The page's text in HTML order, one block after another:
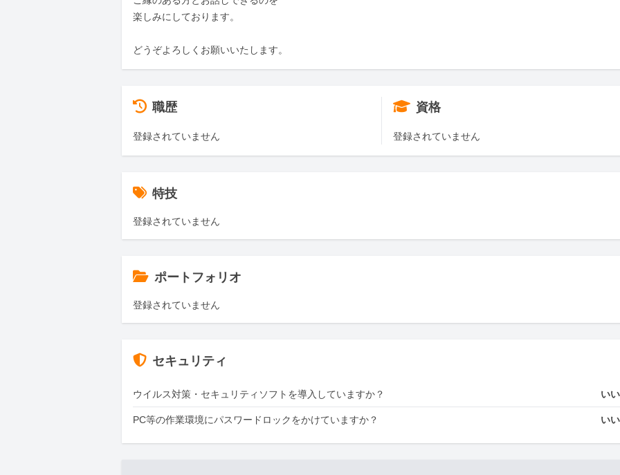
楽しみにしております。
どうぞよろしくお願いいたします。
職歴
登録されていません
資格
登録されていません
特技
登録されていません
ポートフォリオ
登録されていません
セキュリティ
ウイルス対策・セキュリティソフトを導入していますか？ い
PC等の作業環境にパスワードロックをかけていますか？ い